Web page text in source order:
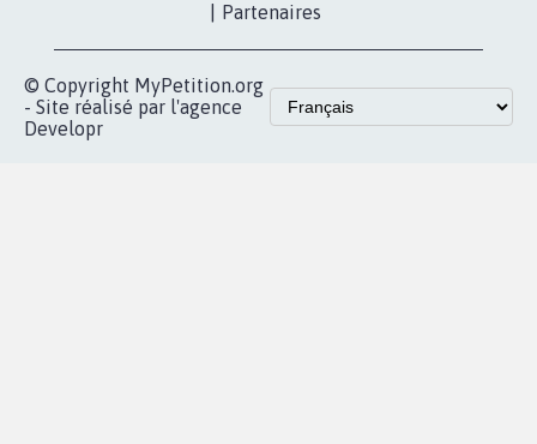
Partenaires
© Copyright MyPetition.org
- Site réalisé par l'agence
Developr